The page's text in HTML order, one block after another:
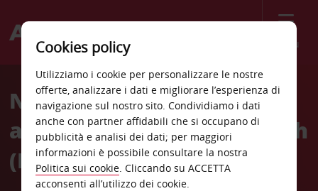
Menù
Welcome
AvisNoleggio auto
all'Aeroporto di Learmonth
(LEA)
Cookies policy
Utilizziamo i cookie per personalizzare le nostre
offerte, analizzare i dati e migliorare l’esperienza di
navigazione sul nostro sito. Condividiamo i dati
anche con partner affidabili che si occupano di
pubblicità e analisi dei dati; per maggiori
informazioni è possibile consultare la nostra
Politica sui cookie. Cliccando su ACCETTA
acconsenti all’utilizzo dei cookie.